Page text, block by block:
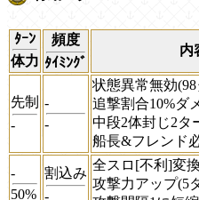
ﾀｰﾝ
体力
頻度
ﾀｲﾐﾝｸﾞ
内
先制
-
-
-
状態異常無効
追撃割合10%ダ
中段2体封じ2タ
船長&フレンド
-
50%
割込み
-
全スロ[不利]変換
攻撃力アップ(5